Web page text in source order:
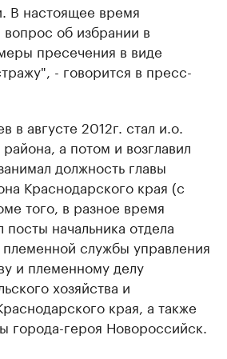
В настоящее время
об избрании в
пресечения в виде
- говорится в пресс-
в августе 2012г. стал и.о.
а потом и возглавил
должность главы
Краснодарского края (с
того, в разное время
посты начальника отдела
племенной службы управления
и племенному делу
хозяйства и
края, а также
города-героя Новороссийск.